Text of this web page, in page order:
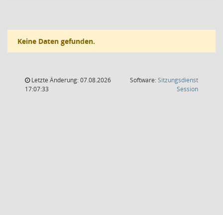
Keine Daten gefunden.
Letzte Änderung: 07.08.2026
17:07:33
Software:Sitzungsdienst
Session(Wird in